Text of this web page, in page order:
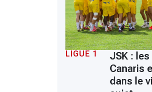
LIGUE 1
JSK : les
Canaris
dans le